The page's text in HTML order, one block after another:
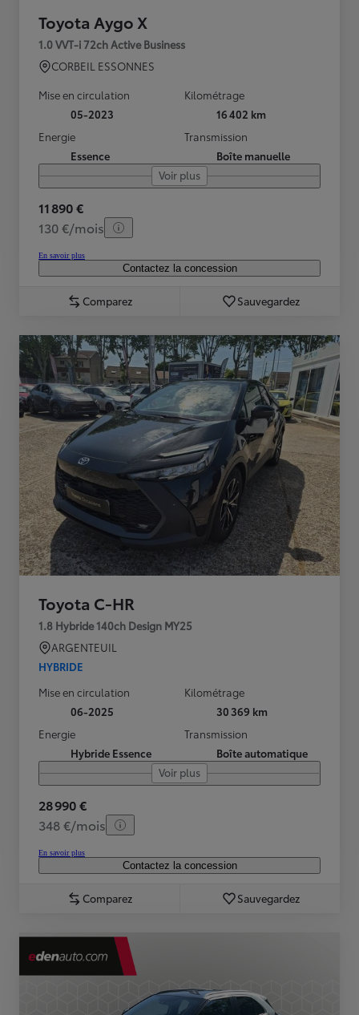
Toyota Aygo X
1.0 VVT-i 72ch Active Business
CORBEIL ESSONNES
Mise en circulation
05-2023
Kilométrage
16 402 km
Energie
Essence
Transmission
Boîte manuelle
Voir plus
11 890 €
130 €/mois
En savoir plus
Contactez la concession
Comparez Sauvegardez
Toyota C-HR
1.8 Hybride 140ch Design MY25
ARGENTEUIL
HYBRIDE
Mise en circulation
06-2025
Kilométrage
30 369 km
Energie
Hybride Essence
Transmission
Boîte automatique
Voir plus
28 990 €
348 €/mois
En savoir plus
Contactez la concession
Comparez Sauvegardez